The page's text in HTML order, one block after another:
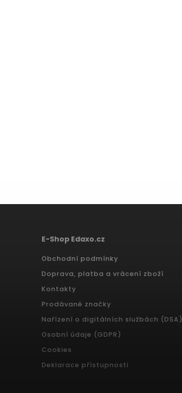
E-Shop Edaxo.cz
Obchodní podmínky
Doprava, platba a vrácení zboží
Kontakty
Prodávané značky
Nařízení o digitálních službách (DSA)
Osobní údaje (GDPR)
Cookies
Deklarace přístupnosti